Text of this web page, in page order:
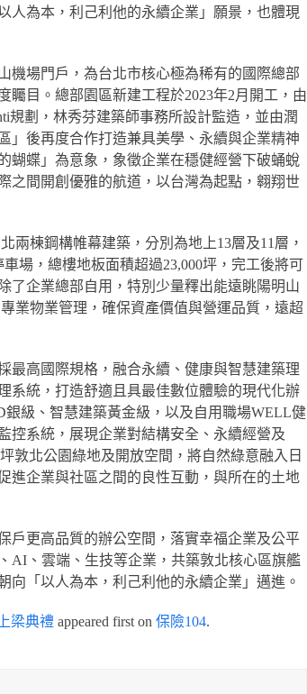
人為本，利己利他的永續企業」願景，也體現
機場門戶，為台北市核心極為稀有的國際總部
目。總部園區新建工程於2023年2月開工，由
規劃，林秀芬建築師事務所設計監造，並由潤
」後再度合作打造兼具美學、永續與企業精神
蝴蝶」為意象，象徵企業在穩健經營下破蛹蛻
之間開創優雅的航道，以台灣為起點，翱翔世
兩棟鋼構帷幕建築，分別為地上13層及11層，
場，總樓地板面積超過23,000坪，完工後將可
了企業總部自用，特別少量釋出能遠眺陽明山
業物業管理，確保資產價值與營運品質，遠超
最高國際規格，融合永續、健康與智慧建築理
系統，打造舒適且具最佳數位體驗的現代化辦
級、智慧建築黃金級，以及自用職場WELL健
控系統，展現企業對結構安全、永續經營及
敦北公園綠地及開放空間，將自然綠意融入日
進企業與社區之間的良性互動，與所在的土地
戶更高品質的辦公空間，落實幸福企業及公平
AI、雲端、生技等企業，共築敦北核心區旗艦
向「以人為本，利己利他的永續企業」邁進。
梁典禮 appeared first on 保險104.